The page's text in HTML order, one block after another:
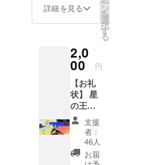
ムへの転職
引っ越しま
した。
星の王子さ
まミュージ
アムでは、
ご来館され
『星の王子
す
合は、
備考欄
にてお
知らせ
くださ
い）。
ひとり
でも多
くの方
にご賛
【アン
ケート
参加
動型書
店の訪
問先候
補地を
決める
アン
ケート
に参加
するこ
とがで
詳細を見る ン
を
選
択
す
る
2,0
00 円
【お礼
状】 星
の王子
さまの
ポスト
カード
で感謝
のお礼
支援
者：
46人
お届